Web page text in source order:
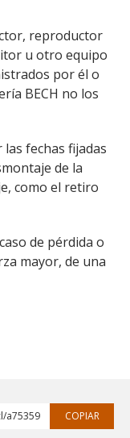
reproductor
u otro equipo
por él o
BECH no los
fechas fijadas
de la
como el retiro
de pérdida o
mayor, de una
a75359 COPIAR